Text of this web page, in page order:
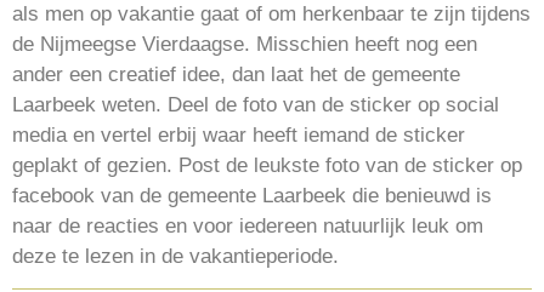
als men op vakantie gaat of om herkenbaar te zijn tijdens
de Nijmeegse Vierdaagse. Misschien heeft nog een
ander een creatief idee, dan laat het de gemeente
Laarbeek weten. Deel de foto van de sticker op social
media en vertel erbij waar heeft iemand de sticker
geplakt of gezien. Post de leukste foto van de sticker op
facebook van de gemeente Laarbeek die benieuwd is
naar de reacties en voor iedereen natuurlijk leuk om
deze te lezen in de vakantieperiode.